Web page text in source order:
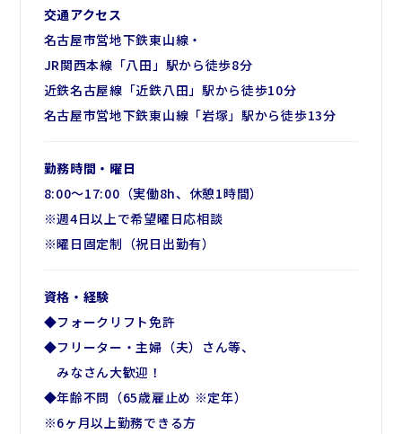
交通アクセス
名古屋市営地下鉄東山線・
JR関西本線「八田」駅から徒歩8分
近鉄名古屋線「近鉄八田」駅から徒歩10分
名古屋市営地下鉄東山線「岩塚」駅から徒歩13分
勤務時間・曜日
8:00～17:00（実働8h、休憩1時間）
※週4日以上で希望曜日応相談
※曜日固定制（祝日出勤有）
資格・経験
◆フォークリフト免許
◆フリーター・主婦（夫）さん等、
みなさん大歓迎！
◆年齢不問（65歳雇止め ※定年）
※6ヶ月以上勤務できる方